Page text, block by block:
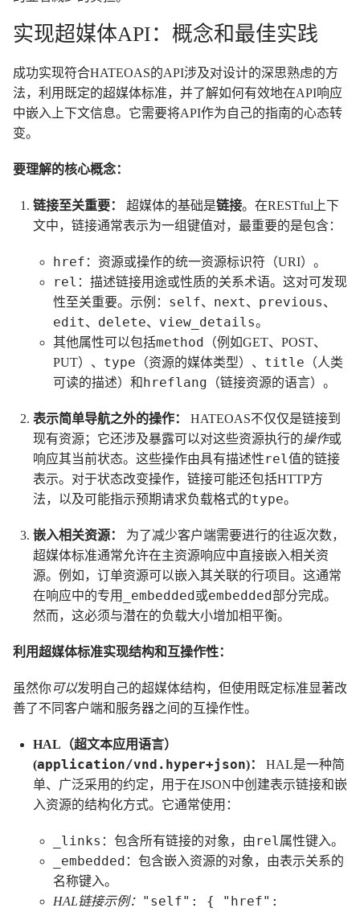
实现超媒体API：概念和最佳实践
成功实现符合HATEOAS的API涉及对设计的深思熟虑的方
法，利用既定的超媒体标准，并了解如何有效地在API响应
中嵌入上下文信息。它需要将API作为自己的指南的心态转
变。
要理解的核心概念：
链接至关重要： 超媒体的基础是链接。在RESTful上下
文中，链接通常表示为一组键值对，最重要的是包含：
href ：资源或操作的统一资源标识符（URI）。
rel ：描述链接用途或性质的关系术语。这对可发现
性至关重要。示例： self、 next、 previous、
edit、 delete、 view_details。
其他属性可以包括method （例如GET、POST、
PUT）、 type （资源的媒体类型）、 title （人类
可读的描述）和hreflang （链接资源的语言）。
表示简单导航之外的操作：
HATEOAS不仅仅是链接到
现有资源；它还涉及暴露可以对这些资源执行的操作或
响应其当前状态。这些操作由具有描述性rel 值的链接
表示。对于状态改变操作，链接可能还包括HTTP方
法，以及可能指示预期请求负载格式的type。
嵌入相关资源：
为了减少客户端需要进行的往返次数，
超媒体标准通常允许在主资源响应中直接嵌入相关资
源。例如，订单资源可以嵌入其关联的行项目。这通常
在响应中的专用
_embedded或embedded部分完成。
然而，这必须与潜在的负载大小增加相平衡。
利用超媒体标准实现结构和互操作性：
虽然你可以发明自己的超媒体结构，但使用既定标准显著改
善了不同客户端和服务器之间的互操作性。
HAL（超文本应用语言）
(application/vnd.hyper+json)：
HAL是一种简
单、广泛采用的约定，用于在JSON中创建表示链接和嵌
入资源的结构化方式。它通常使用：
_links ：包含所有链接的对象，由rel 属性键入。
_embedded ：包含嵌入资源的对象，由表示关系的
名称键入。
HAL链接示例： "self": { "href":